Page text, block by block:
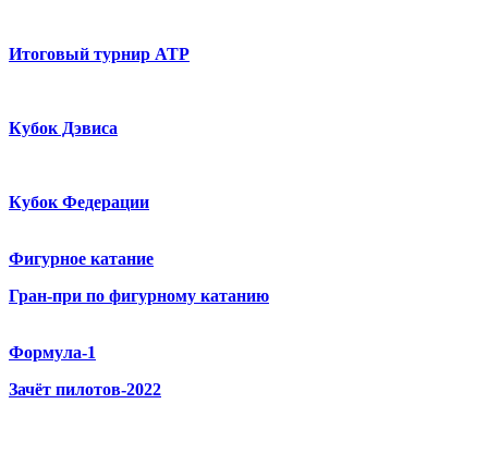
Итоговый турнир ATP
Кубок Дэвиса
Кубок Федерации
Фигурное катание
Гран-при по фигурному катанию
Формула-1
Зачёт пилотов-2022